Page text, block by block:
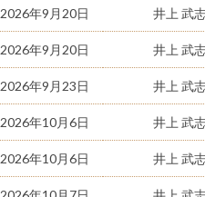
2026年9月20日 井上 武
2026年9月20日 井上 武
2026年9月23日 井上 武
2026年10月6日 井上 武
2026年10月6日 井上 武